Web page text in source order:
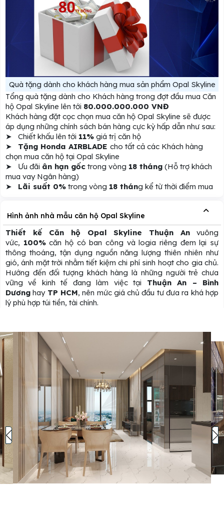
Quà tặng dành cho khách hàng mua sản phẩm Opal Skyline
Tổng quà tặng dành cho Khách hàng trong đợt đầu mua Căn
hộ Opal Skyline lên tới 80.000.000.000 VNĐ
Khách hàng đặt cọc chọn mua căn hộ Opal Skyline sẽ được
áp dụng những chính sách bán hàng cực kỳ hấp dẫn như sau:
➤ Chiết khấu lên tới 11% giá trị căn hộ
➤ Tặng Honda AIRBLADE cho tất cả các Khách hàng
chọn mua căn hộ tại Opal Skyline
➤ Ưu đãi ân hạn gốc trong vòng 18 tháng (Hỗ trợ khách
mua vay Ngân hàng)
➤ Lãi suất 0% trong vòng 18 tháng kể từ thời điểm mua
Hình ảnh nhà mẫu căn hộ Opal Skyline
Thiết kế Căn hộ Opal Skyline Thuận An vuông
vức, 100%căn hộ có ban công và logia riêng đem lại sự
thông thoáng, tận dụng nguồn năng lượng thiên nhiên như
gió, ánh mặt trời nhằm tiết kiệm chi phí sinh hoạt cho gia chủ.
Hướng đến đối tượng khách hàng là những người trẻ chưa
vững về kinh tế đang làm việc tại Thuận An – Bình
Dương hay TP HCM, nên mức giá chủ đầu tư đưa ra khá hợp
lý phù hợp túi tiền, tài chính.